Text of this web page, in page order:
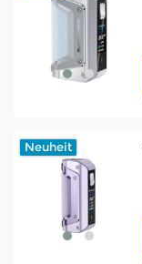
Neuheit